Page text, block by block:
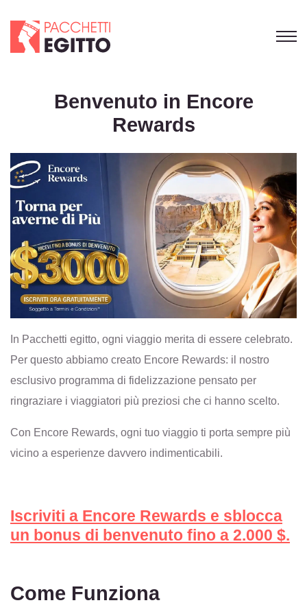
Benvenuto in Encore
Rewards
In Pacchetti egitto, ogni viaggio merita di essere celebrato.
Per questo abbiamo creato Encore Rewards: il nostro
esclusivo programma di fidelizzazione pensato per
ringraziare i viaggiatori più preziosi che ci hanno scelto.
Con Encore Rewards, ogni tuo viaggio ti porta sempre più
vicino a esperienze davvero indimenticabili.
Iscriviti a Encore Rewards e sblocca
un bonus di benvenuto fino a 2.000 $.
Come Funziona